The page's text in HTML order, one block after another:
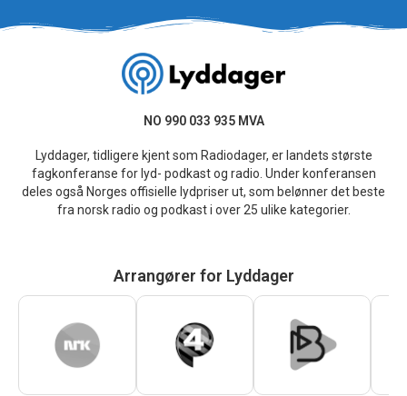
NO 990 033 935 MVA
Lyddager, tidligere kjent som Radiodager, er landets største
fagkonferanse for lyd- podkast og radio. Under konferansen
deles også Norges offisielle lydpriser ut, som belønner det beste
fra norsk radio og podkast i over 25 ulike kategorier.
Arrangører for Lyddager